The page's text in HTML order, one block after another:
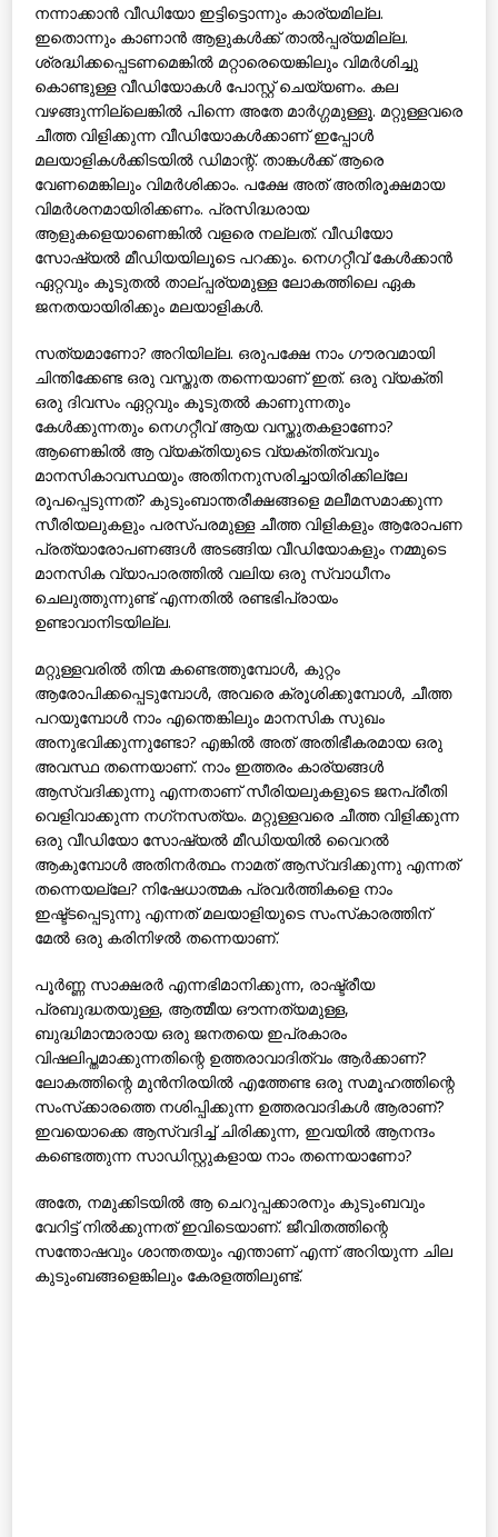
നന്നാക്കാന്‍ വീഡിയോ ഇട്ടിട്ടൊന്നും കാര്യമില്ല.
ഇതൊന്നും കാണാന്‍ ആളുകള്‍ക്ക് താല്‍പ്പര്യമില്ല.
ശ്രദ്ധിക്കപ്പെടണമെങ്കില്‍ മറ്റാരെയെങ്കിലും വിമര്‍ശിച്ചു
കൊണ്ടുള്ള വീഡിയോകള്‍ പോസ്റ്റ് ചെയ്യണം. കല
വഴങ്ങുന്നില്ലെങ്കില്‍ പിന്നെ അതേ മാര്‍ഗ്ഗമുള്ളൂ. മറ്റുള്ളവരെ
ചീത്ത വിളിക്കുന്ന വീഡിയോകള്‍ക്കാണ് ഇപ്പോള്‍
മലയാളികള്‍ക്കിടയില്‍ ഡിമാന്റ്. താങ്കള്‍ക്ക് ആരെ
വേണമെങ്കിലും വിമര്‍ശിക്കാം. പക്ഷേ അത് അതിരൂക്ഷമായ
വിമര്‍ശനമായിരിക്കണം. പ്രസിദ്ധരായ
ആളുകളെയാണെങ്കില്‍ വളരെ നല്ലത്. വീഡിയോ
സോഷ്യല്‍ മീഡിയയിലൂടെ പറക്കും. നെഗറ്റീവ് കേള്‍ക്കാന്‍
ഏറ്റവും കൂടുതല്‍ താല്പ്പര്യമുള്ള ലോകത്തിലെ ഏക
ജനതയായിരിക്കും മലയാളികള്‍.
സത്യമാണോ? അറിയില്ല. ഒരുപക്ഷേ നാം ഗൗരവമായി
ചിന്തിക്കേണ്ട ഒരു വസ്തുത തന്നെയാണ് ഇത്. ഒരു വ്യക്തി
ഒരു ദിവസം ഏറ്റവും കൂടുതല്‍ കാണുന്നതും
കേള്‍ക്കുന്നതും നെഗറ്റീവ് ആയ വസ്തുതകളാണോ?
ആണെങ്കില്‍ ആ വ്യക്തിയുടെ വ്യക്തിത്വവും
മാനസികാവസ്ഥയും അതിനനുസരിച്ചായിരിക്കില്ലേ
രൂപപ്പെടുന്നത്? കുടുംബാന്തരീക്ഷങ്ങളെ മലീമസമാക്കുന്ന
സീരിയലുകളും പരസ്പരമുള്ള ചീത്ത വിളികളും ആരോപണ
പ്രത്യാരോപണങ്ങള്‍ അടങ്ങിയ വീഡിയോകളും നമ്മുടെ
മാനസിക വ്യാപാരത്തില്‍ വലിയ ഒരു സ്വാധീനം
ചെലുത്തുന്നുണ്ട് എന്നതില്‍ രണ്ടഭിപ്രായം
ഉണ്ടാവാനിടയില്ല.
മറ്റുള്ളവരില്‍ തിന്മ കണ്ടെത്തുമ്പോള്‍, കുറ്റം
ആരോപിക്കപ്പെടുമ്പോള്‍, അവരെ ക്രൂശിക്കുമ്പോള്‍, ചീത്ത
പറയുമ്പോള്‍ നാം എന്തെങ്കിലും മാനസിക സുഖം
അനുഭവിക്കുന്നുണ്ടോ? എങ്കില്‍ അത് അതിഭീകരമായ ഒരു
അവസ്ഥ തന്നെയാണ്. നാം ഇത്തരം കാര്യങ്ങള്‍
ആസ്വദിക്കുന്നു എന്നതാണ് സീരിയലുകളുടെ ജനപ്രീതി
വെളിവാക്കുന്ന നഗ്‌നസത്യം. മറ്റുള്ളവരെ ചീത്ത വിളിക്കുന്ന
ഒരു വീഡിയോ സോഷ്യല്‍ മീഡിയയില്‍ വൈറല്‍
ആകുമ്പോള്‍ അതിനര്‍ത്ഥം നാമത് ആസ്വദിക്കുന്നു എന്നത്
തന്നെയല്ലേ? നിഷേധാത്മക പ്രവര്‍ത്തികളെ നാം
ഇഷ്ട്ടപ്പെടുന്നു എന്നത് മലയാളിയുടെ സംസ്‌കാരത്തിന്
മേല്‍ ഒരു കരിനിഴല്‍ തന്നെയാണ്.
പൂര്‍ണ്ണ സാക്ഷരര്‍ എന്നഭിമാനിക്കുന്ന, രാഷ്ട്രീയ
പ്രബുദ്ധതയുള്ള, ആത്മീയ ഔന്നത്യമുള്ള,
ബുദ്ധിമാന്മാരായ ഒരു ജനതയെ ഇപ്രകാരം
വിഷലിപ്തമാക്കുന്നതിന്റെ ഉത്തരാവാദിത്വം ആര്‍ക്കാണ്?
ലോകത്തിന്റെ മുന്‍നിരയില്‍ എത്തേണ്ട ഒരു സമൂഹത്തിന്റെ
സംസ്‌ക്കാരത്തെ നശിപ്പിക്കുന്ന ഉത്തരവാദികള്‍ ആരാണ്?
ഇവയൊക്കെ ആസ്വദിച്ച് ചിരിക്കുന്ന, ഇവയില്‍ ആനന്ദം
കണ്ടെത്തുന്ന സാഡിസ്റ്റുകളായ നാം തന്നെയാണോ?
അതേ, നമുക്കിടയില്‍ ആ ചെറുപ്പക്കാരനും കുടുംബവും
വേറിട്ട് നില്‍ക്കുന്നത് ഇവിടെയാണ്. ജീവിതത്തിന്റെ
സന്തോഷവും ശാന്തതയും എന്താണ് എന്ന് അറിയുന്ന ചില
കുടുംബങ്ങളെങ്കിലും കേരളത്തിലുണ്ട്.